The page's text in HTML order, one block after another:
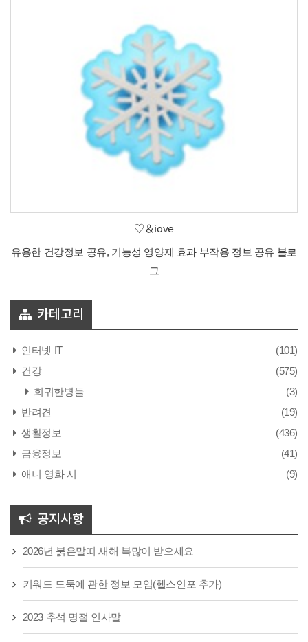
♡＆íove
유용한 건강정보 공유, 기능성 영양제 효과 부작용 정보 공유 블로
그
카테고리
인터넷 IT
(101)
건강
(575)
희귀한병들
(3)
반려견
(19)
생활정보
(436)
금융정보
(41)
애니 영화 시
(9)
공지사항
2026년 붉은말띠 새해 복많이 받으세요
키워드 도둑에 관한 정보 모임(헬스인포 추가)
2023 추석 명절 인사말